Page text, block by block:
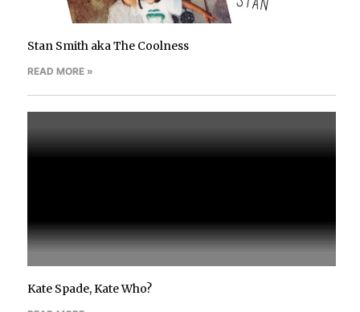
Stan Smith aka The Coolness
READ MORE »
Kate Spade, Kate Who?